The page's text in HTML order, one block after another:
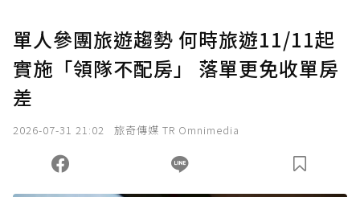
確認送出
您當前剩餘 U 利點數：0點；前往 購買點數
單人參團旅遊趨勢 何時旅遊11/11起
實施「領隊不配房」 落單更免收單房
差
2026-07-31 21:02 旅奇傳媒 TR Omnimedia